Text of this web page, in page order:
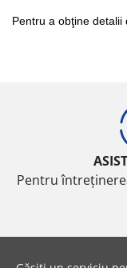
Pentru a obţine
Pentru